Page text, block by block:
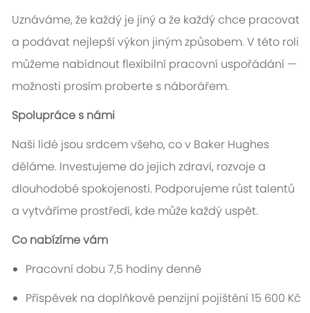
Uznáváme, že každý je jiný a že každý chce pracovat
a podávat nejlepší výkon jiným způsobem. V této roli
můžeme nabídnout flexibilní pracovní uspořádání —
možnosti prosím proberte s náborářem.
Spolupráce s námi
Naši lidé jsou srdcem všeho, co v Baker Hughes
děláme. Investujeme do jejich zdraví, rozvoje a
dlouhodobé spokojenosti. Podporujeme růst talentů
a vytváříme prostředí, kde může každý uspět.
Co nabízíme vám
Pracovní dobu 7,5 hodiny denně
Příspěvek na doplňkové penzijní pojištění 15 600 Kč